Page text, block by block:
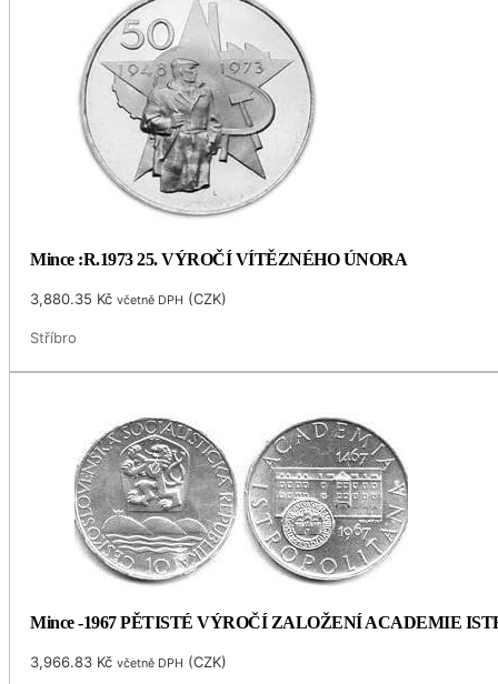
Mince :R.1973 25. VÝROČÍ VÍTĚZNÉHO ÚNORA
3,880.35 Kč včetně DPH (CZK)
Stříbro
Mince -1967 PĚTISTÉ VÝROČÍ ZALOŽENÍ ACADEMIE
3,966.83 Kč včetně DPH (CZK)